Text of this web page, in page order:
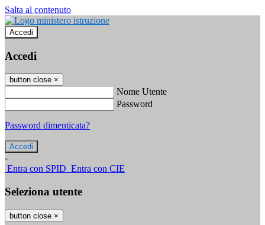
Salta al contenuto
Accedi
Accedi
button close ×
Nome Utente
Password
Password dimenticata?
-
Entra con SPID Entra con CIE
Seleziona utente
button close ×